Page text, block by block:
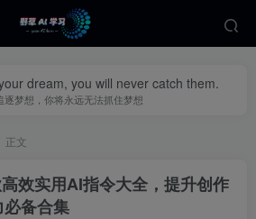
dream, you will never catch them.
逐梦想，你将永远无法抓住梦想
正文
效实用AI指令大全，提升创作
备合集